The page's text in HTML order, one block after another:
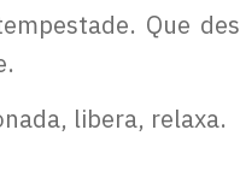
Que
libera, relaxa.